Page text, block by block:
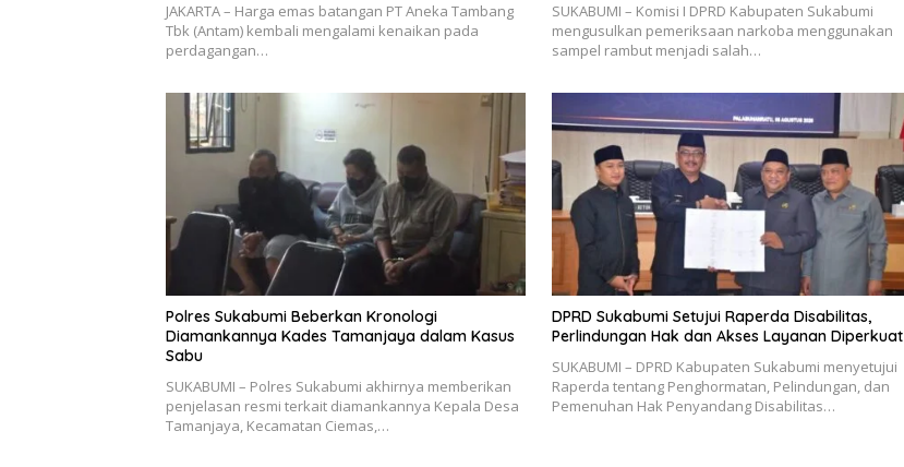
JAKARTA – Harga emas batangan PT Aneka Tambang
Tbk (Antam) kembali mengalami kenaikan pada
perdagangan…
SUKABUMI – Komisi I DPRD Kabupaten Sukabumi
mengusulkan pemeriksaan narkoba menggunakan
sampel rambut menjadi salah…
Polres Sukabumi Beberkan Kronologi
Diamankannya Kades Tamanjaya dalam Kasus
Sabu
SUKABUMI – Polres Sukabumi akhirnya memberikan
penjelasan resmi terkait diamankannya Kepala Desa
Tamanjaya, Kecamatan Ciemas,…
DPRD Sukabumi Setujui Raperda Disabilitas,
Perlindungan Hak dan Akses Layanan Diperkuat
SUKABUMI – DPRD Kabupaten Sukabumi menyetujui
Raperda tentang Penghormatan, Pelindungan, dan
Pemenuhan Hak Penyandang Disabilitas…